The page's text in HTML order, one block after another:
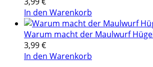
In den Warenkorb
Warum macht der Maulwurf
3,99€
In den Warenkorb